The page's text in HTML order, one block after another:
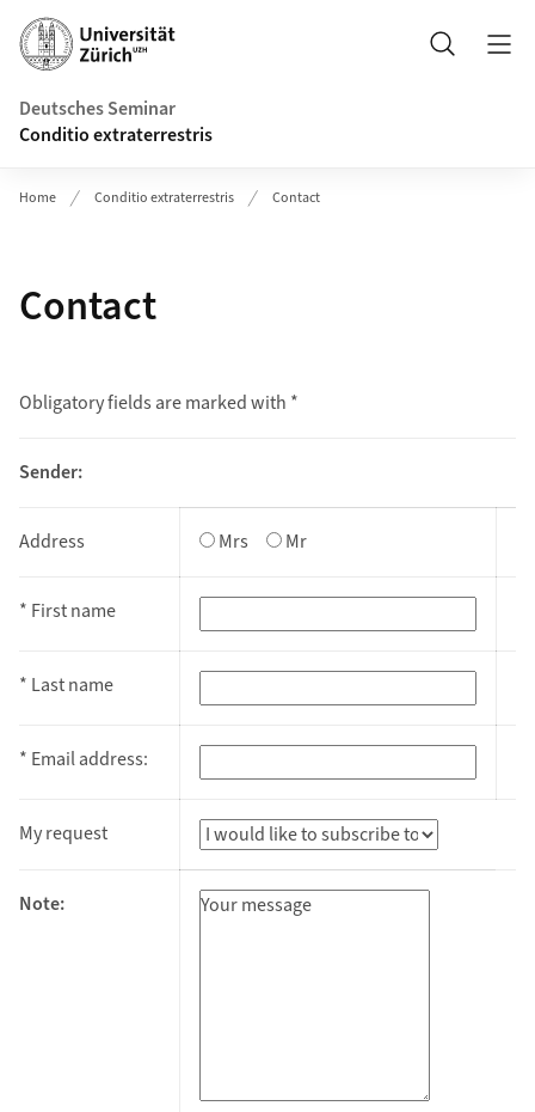
Header
Suche
Deutsches Seminar
Conditio extraterrestris
Home Conditio extraterrestris Contact
Contact
Obligatory fields are marked with *
Sender:
Address Mrs Mr
* First name
* Last name
* Email address:
My request
Note: